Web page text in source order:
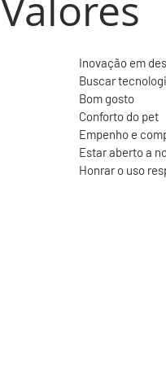
Valores
Inovação em
Buscar
Bom gosto
Conforto do pet
Empenho e
Estar aberto a
Honrar o uso